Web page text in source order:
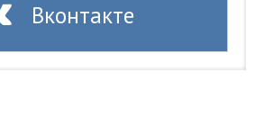
Вконтакте